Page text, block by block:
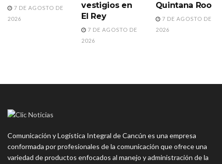
7 DE AGOSTO DE
2026
vestigios en
El Rey
7 DE AGOSTO DE
2026
Quintana Roo
7 DE AGOSTO DE
2026
Comunicación y Logística Integral de Cancún es una empresa
conformada por profesionales de la comunicación que ofrece una
variedad de productos enfocados al manejo y administración de la